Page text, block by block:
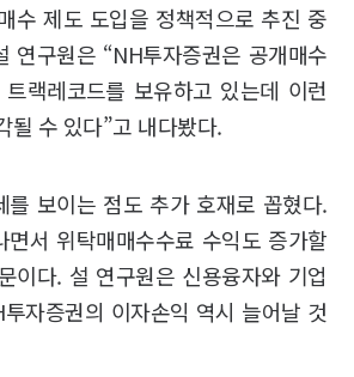
수 제도 도입을 정책적으로 추진 중
연구원은 “NH투자증권은 공개매수
랙레코드를 보유하고 있는데 이런
될 수 있다”고 내다봤다.
를 보이는 점도 추가 호재로 꼽혔다.
면서 위탁매매수수료 수익도 증가할
이다. 설 연구원은 신용융자와 기업
자증권의 이자손익 역시 늘어날 것